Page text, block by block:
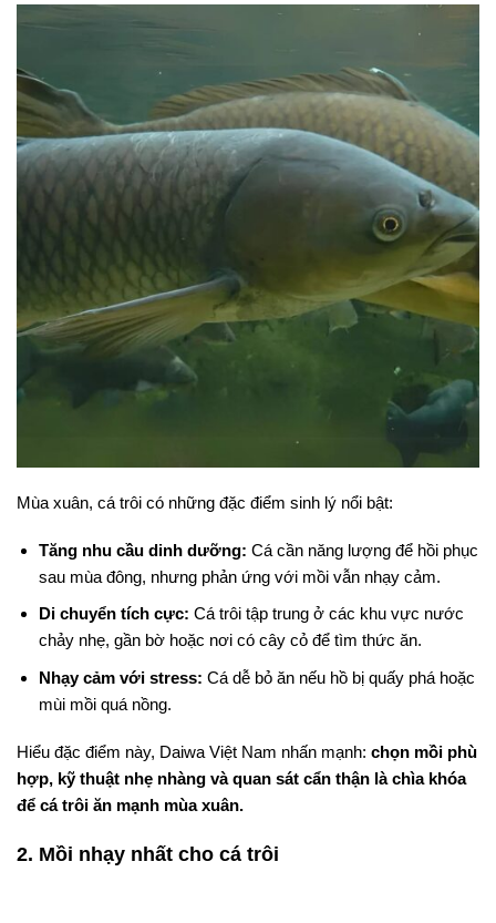
Mùa xuân, cá trôi có những đặc điểm sinh lý nổi bật:
Tăng nhu cầu dinh dưỡng: Cá cần năng lượng để hồi phục
sau mùa đông, nhưng phản ứng với mồi vẫn nhạy cảm.
Di chuyển tích cực: Cá trôi tập trung ở các khu vực nước
chảy nhẹ, gần bờ hoặc nơi có cây cỏ để tìm thức ăn.
Nhạy cảm với stress: Cá dễ bỏ ăn nếu hồ bị quấy phá hoặc
mùi mồi quá nồng.
Hiểu đặc điểm này, Daiwa Việt Nam nhấn mạnh: chọn mồi phù
hợp, kỹ thuật nhẹ nhàng và quan sát cẩn thận là chìa khóa
để cá trôi ăn mạnh mùa xuân.
2. Mồi nhạy nhất cho cá trôi